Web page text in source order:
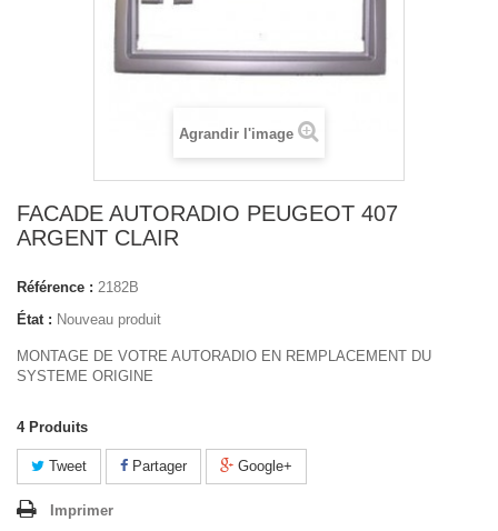
Agrandir l'image
FACADE AUTORADIO PEUGEOT 407
ARGENT CLAIR
Référence : 2182B
État : Nouveau produit
MONTAGE DE VOTRE AUTORADIO EN REMPLACEMENT DU
SYSTEME ORIGINE
4 Produits
Tweet Partager Google+
Imprimer